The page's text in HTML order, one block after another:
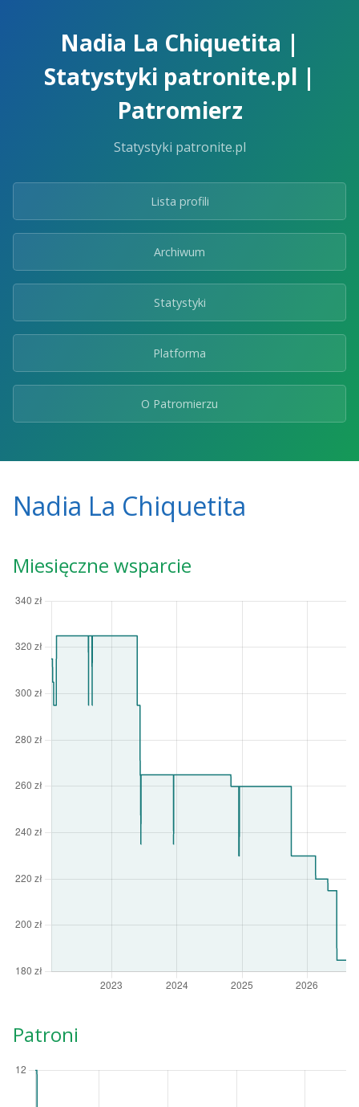
Nadia La Chiquetita |
Statystyki patronite.pl |
Patromierz
Statystyki patronite.pl
Lista profili
Archiwum
Statystyki
Platforma
O Patromierzu
Nadia La Chiquetita
Miesięczne wsparcie
Patroni